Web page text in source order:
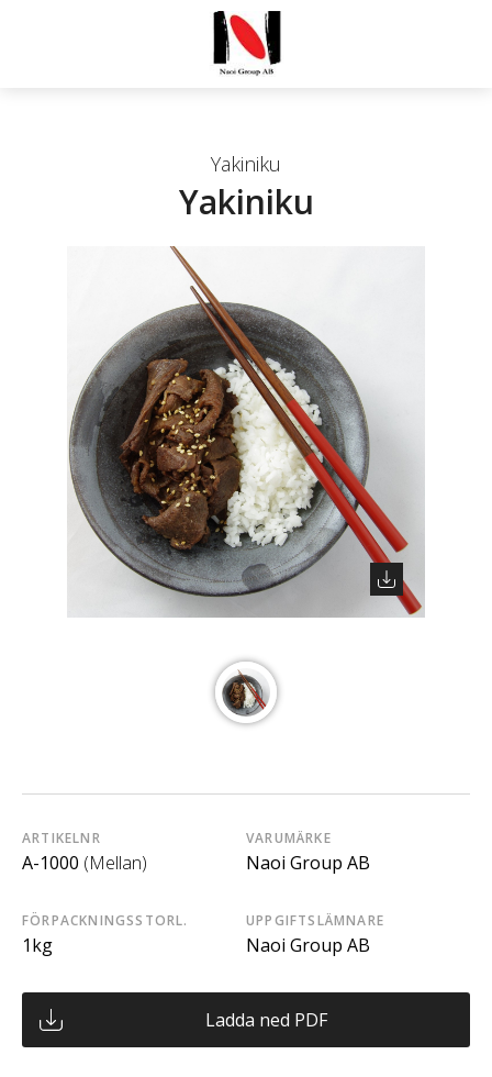
Yakiniku
Yakiniku
ARTIKELNR
A-1000 (Mellan)
VARUMÄRKE
Naoi Group AB
FÖRPACKNINGSSTORL.
1kg
UPPGIFTSLÄMNARE
Naoi Group AB
Ladda ned PDF